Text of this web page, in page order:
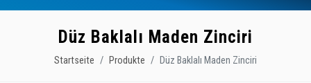
Düz Baklalı Maden Zinciri
Startseite Produkte Düz Baklalı Maden Zinciri